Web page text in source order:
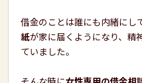
借金のことは誰にも内緒にし
紙が家に届くようになり、精
ていました。